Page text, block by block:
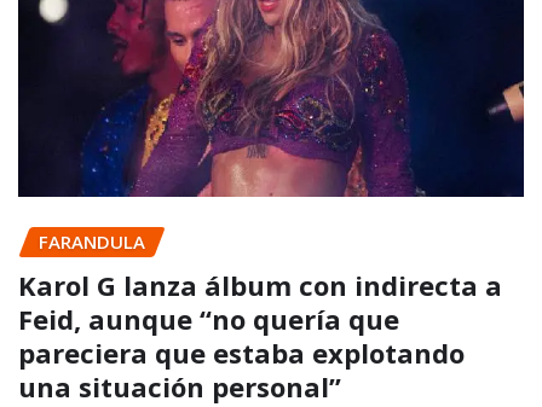
FARANDULA
Karol G lanza álbum con indirecta a
Feid, aunque “no quería que
pareciera que estaba explotando
una situación personal”